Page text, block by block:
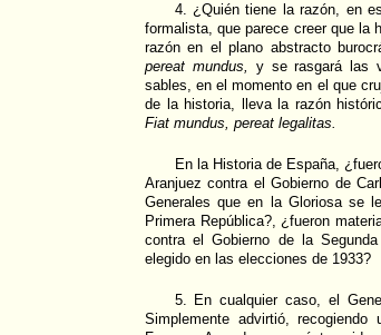
4. ¿Quién tiene la razón, en
formalista, que parece creer que la
razón en el plano abstracto
pereat mundus, y se rasgará las
sables, en el momento en el que
de la historia, lleva la razón
Fiat mundus, pereat legalitas.
En la Historia de España,
Aranjuez contra el Gobierno de
Generales que en la Gloriosa se
Primera República?, ¿fueron
contra el Gobierno de la
elegido en las elecciones de 1933?
5. En cualquier caso, el
Simplemente advirtió,